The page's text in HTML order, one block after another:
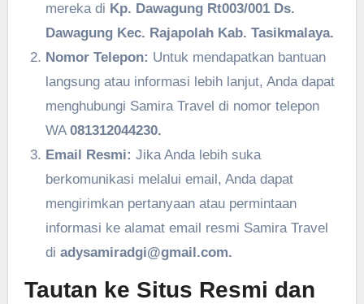
mereka di Kp. Dawagung Rt003/001 Ds.
Dawagung Kec. Rajapolah Kab. Tasikmalaya.
Nomor Telepon: Untuk mendapatkan bantuan
langsung atau informasi lebih lanjut, Anda dapat
menghubungi Samira Travel di nomor telepon
WA 081312044230.
Email Resmi: Jika Anda lebih suka
berkomunikasi melalui email, Anda dapat
mengirimkan pertanyaan atau permintaan
informasi ke alamat email resmi Samira Travel
di adysamiradgi@gmail.com.
Tautan ke Situs Resmi dan